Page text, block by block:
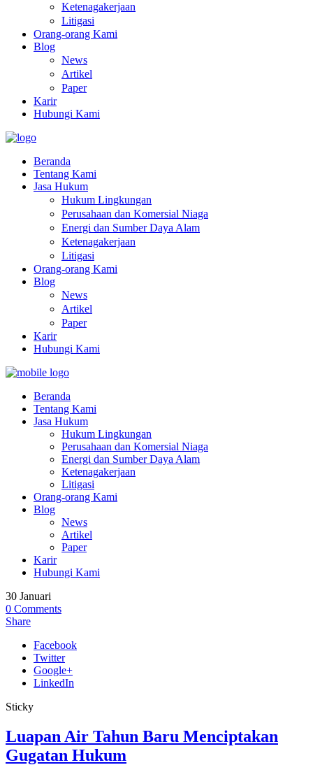
Ketenagakerjaan
Litigasi
Orang-orang Kami
Blog
News
Artikel
Paper
Karir
Hubungi Kami
Beranda
Tentang Kami
Jasa Hukum
Hukum Lingkungan
Perusahaan dan Komersial Niaga
Energi dan Sumber Daya Alam
Ketenagakerjaan
Litigasi
Orang-orang Kami
Blog
News
Artikel
Paper
Karir
Hubungi Kami
Beranda
Tentang Kami
Jasa Hukum
Hukum Lingkungan
Perusahaan dan Komersial Niaga
Energi dan Sumber Daya Alam
Ketenagakerjaan
Litigasi
Orang-orang Kami
Blog
News
Artikel
Paper
Karir
Hubungi Kami
30 Januari
0 Comments
Share
Facebook
Twitter
Google+
LinkedIn
Sticky
Luapan Air Tahun Baru Menciptakan
Gugatan Hukum